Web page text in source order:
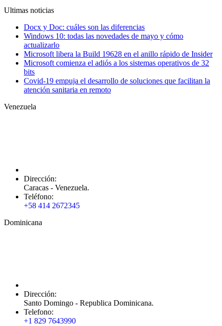
Ultimas noticias
Docx y Doc: cuáles son las diferencias
Windows 10: todas las novedades de mayo y cómo
actualizarlo
Microsoft libera la Build 19628 en el anillo rápido de Insider
Microsoft comienza el adiós a los sistemas operativos de 32
bits
Covid-19 empuja el desarrollo de soluciones que facilitan la
atención sanitaria en remoto
Venezuela
Dirección:
Caracas - Venezuela.
Teléfono:
+58 414 2672345
Dominicana
Dirección:
Santo Domingo - Republica Dominicana.
Telefono:
+1 829 7643990